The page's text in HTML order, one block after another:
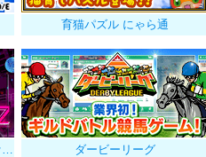
育猫パズル にゃら通
LOVE：QUIZ～恋する乙女のファイナルアンサー～ ダービーリーグ